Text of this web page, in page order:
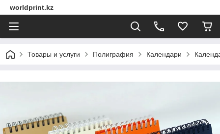
worldprint.kz
Товары и услуги Полиграфия Календари